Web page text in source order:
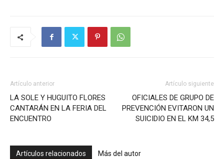
Artículo anterior
LA SOLE Y HUGUITO FLORES
CANTARÁN EN LA FERIA DEL
ENCUENTRO
Artículo siguiente
OFICIALES DE GRUPO DE
PREVENCIÓN EVITARON UN
SUICIDIO EN EL KM 34,5
Artículos relacionados Más del autor